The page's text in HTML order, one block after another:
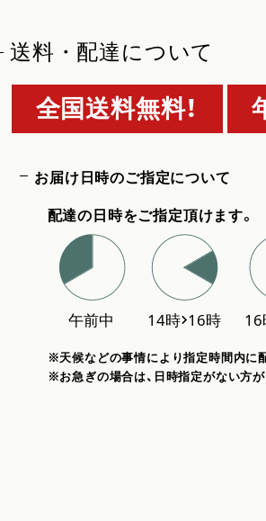
送料・配達について
全国送料無料！
お届け日時のご指定について
配達の日時をご指定頂けます。
※天候などの事情により指定時間内に
※お急ぎの場合は、日時指定がない方